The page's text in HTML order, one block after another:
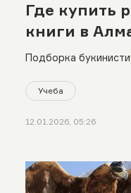
Где купить
книги в
Подборка
Учеба
12.01.2026, 05:26